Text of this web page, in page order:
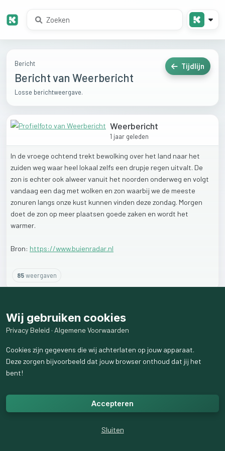
Bericht
Bericht van Weerbericht
Losse berichtweergave.
Tijdlijn
Weerbericht
1 jaar geleden
In de vroege ochtend trekt bewolking over het land naar het
zuiden weg waar heel lokaal zelfs een drupje regen uitvalt. De
zon is echter ook alweervanuit het noorden onderweg en volgt
vandaag een dag met wolken en zon waarbij we de meeste
zonuren langs onze kust kunnen vinden deze zondag. Morgen
doet de zon op meer plaatsen goede zaken en wordt het
warmer.
Bron: https://www.buienradar.nl
85weergaven
Wij gebruiken cookies
Privacy Beleid · Algemene Voorwaarden
Cookies zijn gegevens die wij achterlaten op jouw apparaat.
Deze zorgen bijvoorbeeld dat jouw browser onthoud dat jij het
bent!
Accepteren
Sluiten